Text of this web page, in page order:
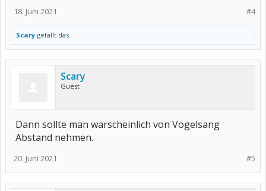
#4
18. Juni 2021
Scary gefällt das.
Scary
Guest
Dann sollte man warscheinlich von Vogelsang
Abstand nehmen.
#5
20. Juni 2021